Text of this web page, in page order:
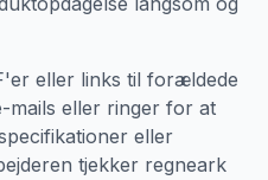
eller links til forældede
mails eller ringer for at
eller
tjekker regneark